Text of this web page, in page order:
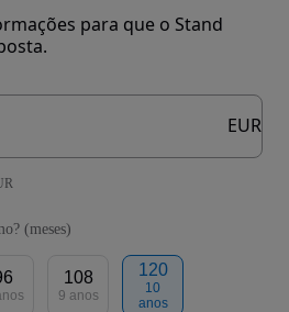
para que o Stand
EUR
(meses)
108
9 anos
120
10
anos